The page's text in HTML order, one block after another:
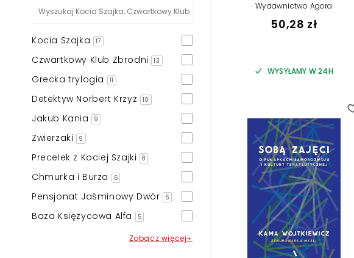
Kocia Szajka 17
Czwartkowy Klub Zbrodni 13
Grecka trylogia 11
Detektyw Norbert Krzyż 10
Jakub Kania 9
Zwierzaki 9
Precelek z Kociej Szajki 8
Chmurka i Burza 6
Pensjonat Jaśminowy Dwór 6
Baza Księżycowa Alfa 5
Zobacz więcej+
Wydawnictwo Agora
50,28 zł
WYSYŁAMY W 24H